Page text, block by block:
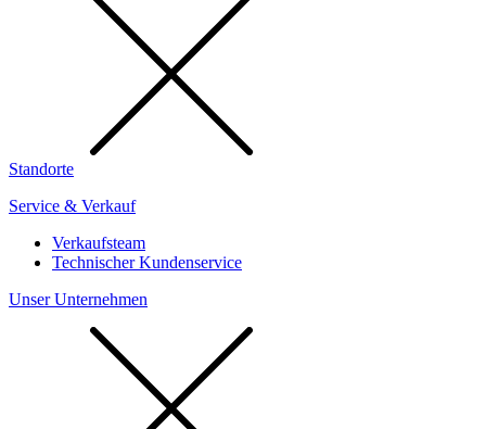
Standorte
Service & Verkauf
Verkaufsteam
Technischer Kundenservice
Unser Unternehmen